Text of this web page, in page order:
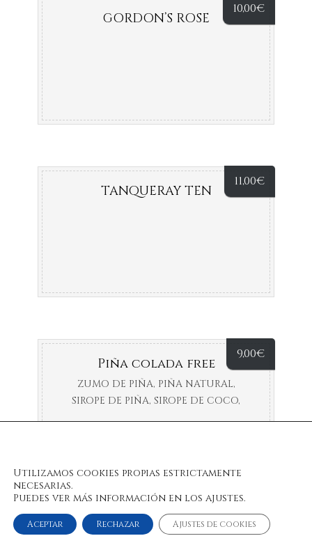
10,00€
GORDON’S ROSE
11,00€
TANQUERAY TEN
9,00€
Piña colada free
ZUMO DE PIÑA, PIÑA NATURAL,
SIROPE DE PIÑA, SIROPE DE COCO,
Utilizamos cookies propias estrictamente
necesarias.
Puedes ver más información en los ajustes.
Aceptar Rechazar Ajustes de cookies